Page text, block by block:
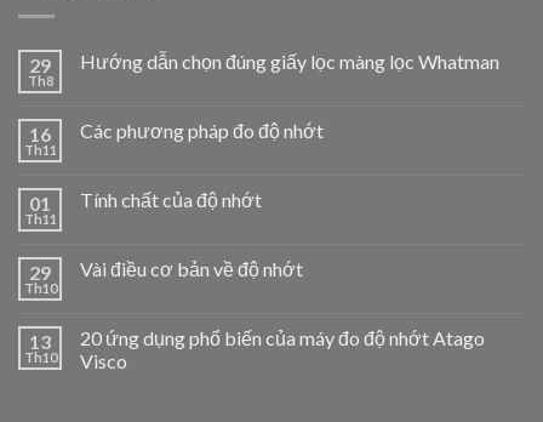
29
Th8
Hướng dẫn chọn đúng giấy lọc màng lọc Whatman
16
Th11
Các phương pháp đo độ nhớt
01
Th11
Tính chất của độ nhớt
29
Th10
Vài điều cơ bản về độ nhớt
13
Th10
20 ứng dụng phổ biến của máy đo độ nhớt Atago
Visco